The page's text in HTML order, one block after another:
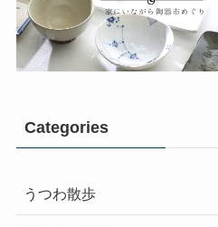
Categories
うつわ散歩